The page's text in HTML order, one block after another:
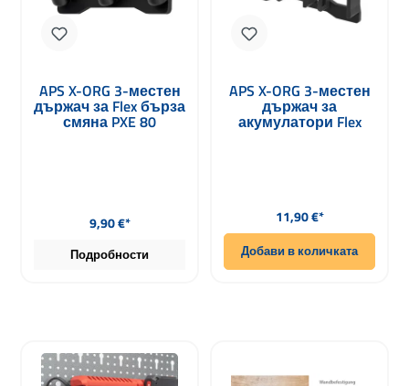
APS X-ORG 3-местен
държач за Flex бърза
смяна PXE 80
Редовна цена:
9,90 €*
Подробности
APS X-ORG 3-местен
държач за
акумулатори Flex
10.8V
Редовна цена:
11,90 €*
Добави в количката